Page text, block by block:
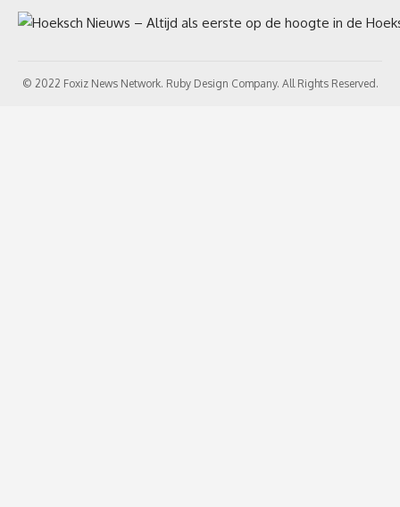
© 2022 Foxiz News Network. Ruby Design Company. All Rights Reserved.